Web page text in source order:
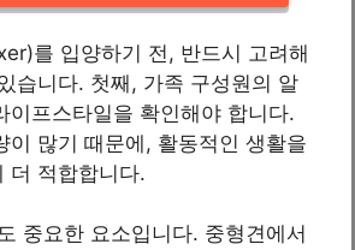
를 입양하기 전, 반드시 고려해
습니다. 첫째, 가족 구성원의 알
이프스타일을 확인해야 합니다.
이 많기 때문에, 활동적인 생활을
더 적합합니다.
중요한 요소입니다. 중형견에서